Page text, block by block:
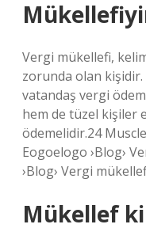
Vergi mükellefi,
zorunda olan
vatandaş vergi
hem de tüzel kişiler
ödemelidir.24
Eogoelogo ›Blog›
›Blog› Vergi
Mükellef